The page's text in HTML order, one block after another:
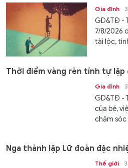
Gia đình
GD&TĐ -
7/8/2026
tài lộc,
Thời điểm vàng rèn tính tự
Gia đình
GD&TĐ -
của bé,
chăm
Nga thành lập Lữ đoàn đặc
Thế giới